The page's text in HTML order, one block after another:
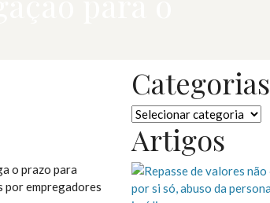
o prazo para
por empregadores
Categorias
Categorias
Artigos